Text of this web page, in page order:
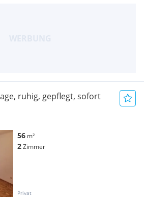
ruhig, gepflegt, sofort
56 m²
2Zimmer
Privat